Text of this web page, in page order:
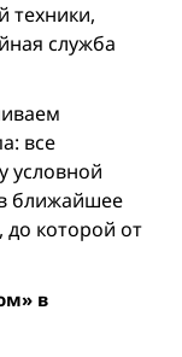
техники,
служба
все
условной
ближайшее
до которой от
в